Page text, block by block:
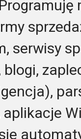
serwisy
blogi,